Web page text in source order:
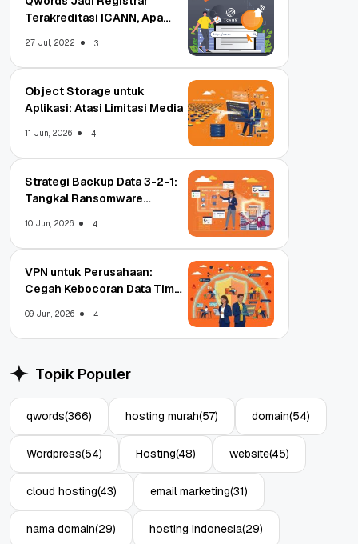
Terakreditasi ICANN, Apa
27 Jul, 2022 3
Object Storage untuk
Aplikasi: Atasi Limitasi Media
11 Jun, 2026 4
Strategi Backup Data 3-2-1:
Tangkal Ransomware
10 Jun, 2026 4
VPN untuk Perusahaan:
Cegah Kebocoran Data Tim
09 Jun, 2026 4
Topik Populer
qwords(366) hosting murah(57) domain(54)
Wordpress(54) Hosting(48) website(45)
cloud hosting(43) email marketing(31)
nama domain(29) hosting indonesia(29)